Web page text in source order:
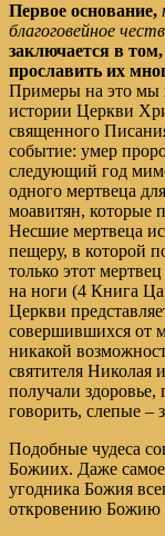
Первое основание,
благоговейное
заключается в
прославить их
Примеры на это мы
истории Церкви
священного
событие: умер
следующий год
одного мертвеца
моавитян, которые
Несшие мертвеца
пещеру, в которой
только этот
на ноги (4 Книга
Церкви
совершившихся от
никакой
святителя Николая
получали здоровье,
говорить, слепые –
Подобные чудеса
Божиих. Даже
угодника Божия
откровению Божию